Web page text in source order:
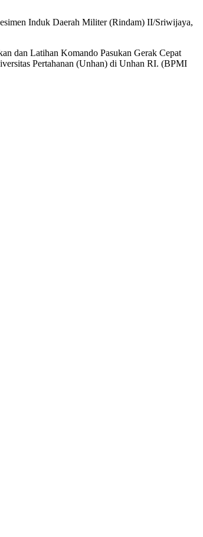
Induk Daerah Militer (Rindam) II/Sriwijaya,
dan Latihan Komando Pasukan Gerak Cepat
Pertahanan (Unhan) di Unhan RI. (BPMI